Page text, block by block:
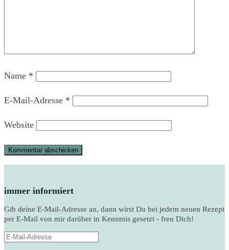
Name *
E-Mail-Adresse *
Website
immer informiert
Gib deine E-Mail-Adresse an, dann wirst Du bei jedem neuen Rezept
per E-Mail von mir darüber in Kenntnis gesetzt - freu Dich!
E-